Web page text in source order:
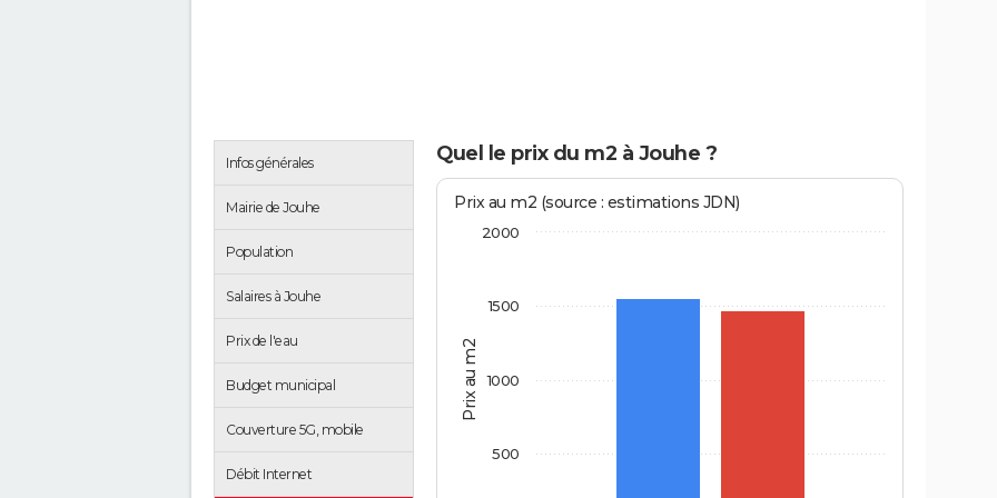
Infos générales
Mairie de Jouhe
Population
Salaires à Jouhe
Prix de l'eau
Budget municipal
Couverture 5G, mobile
Débit Internet
Quel le prix du m2 à Jouhe ?
Prix au m2
Prix au m2 (source : estimations JDN)
500
1000
1500
2000